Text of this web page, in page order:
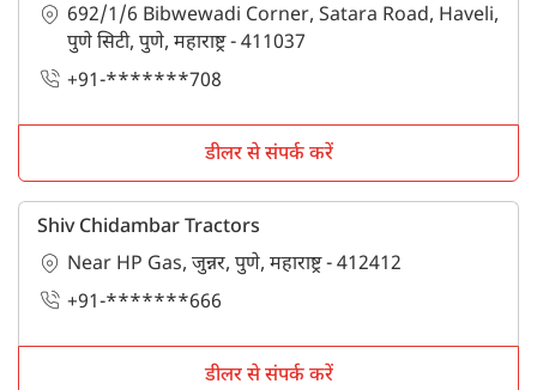
692/1/6 Bibwewadi Corner, Satara Road, Haveli,
पुणे सिटी, पुणे, महाराष्ट्र - 411037
+91-*******708
डीलर से संपर्क करें
Shiv Chidambar Tractors
Near HP Gas, जुन्नर, पुणे, महाराष्ट्र - 412412
+91-*******666
डीलर से संपर्क करें